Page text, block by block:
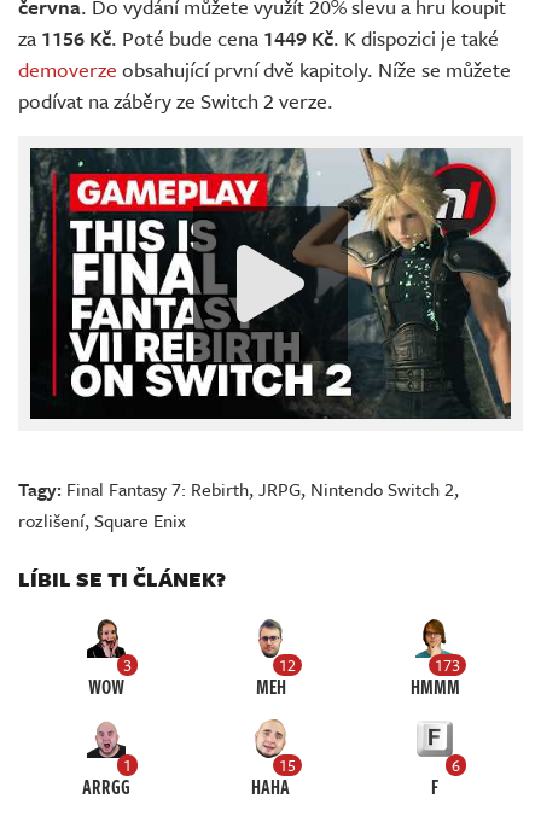
června. Do vydání můžete využít 20% slevu a hru koupit
za 1156 Kč. Poté bude cena 1449 Kč. K dispozici je také
demoverze obsahující první dvě kapitoly. Níže se můžete
podívat na záběry ze Switch 2 verze.
Tagy: Final Fantasy 7: Rebirth,JRPG, Nintendo Switch 2,
rozlišení,Square Enix
LÍBIL SE TI ČLÁNEK?
3
WOW
12
MEH
173
HMMM
1
ARRGG
15
HAHA
6
F